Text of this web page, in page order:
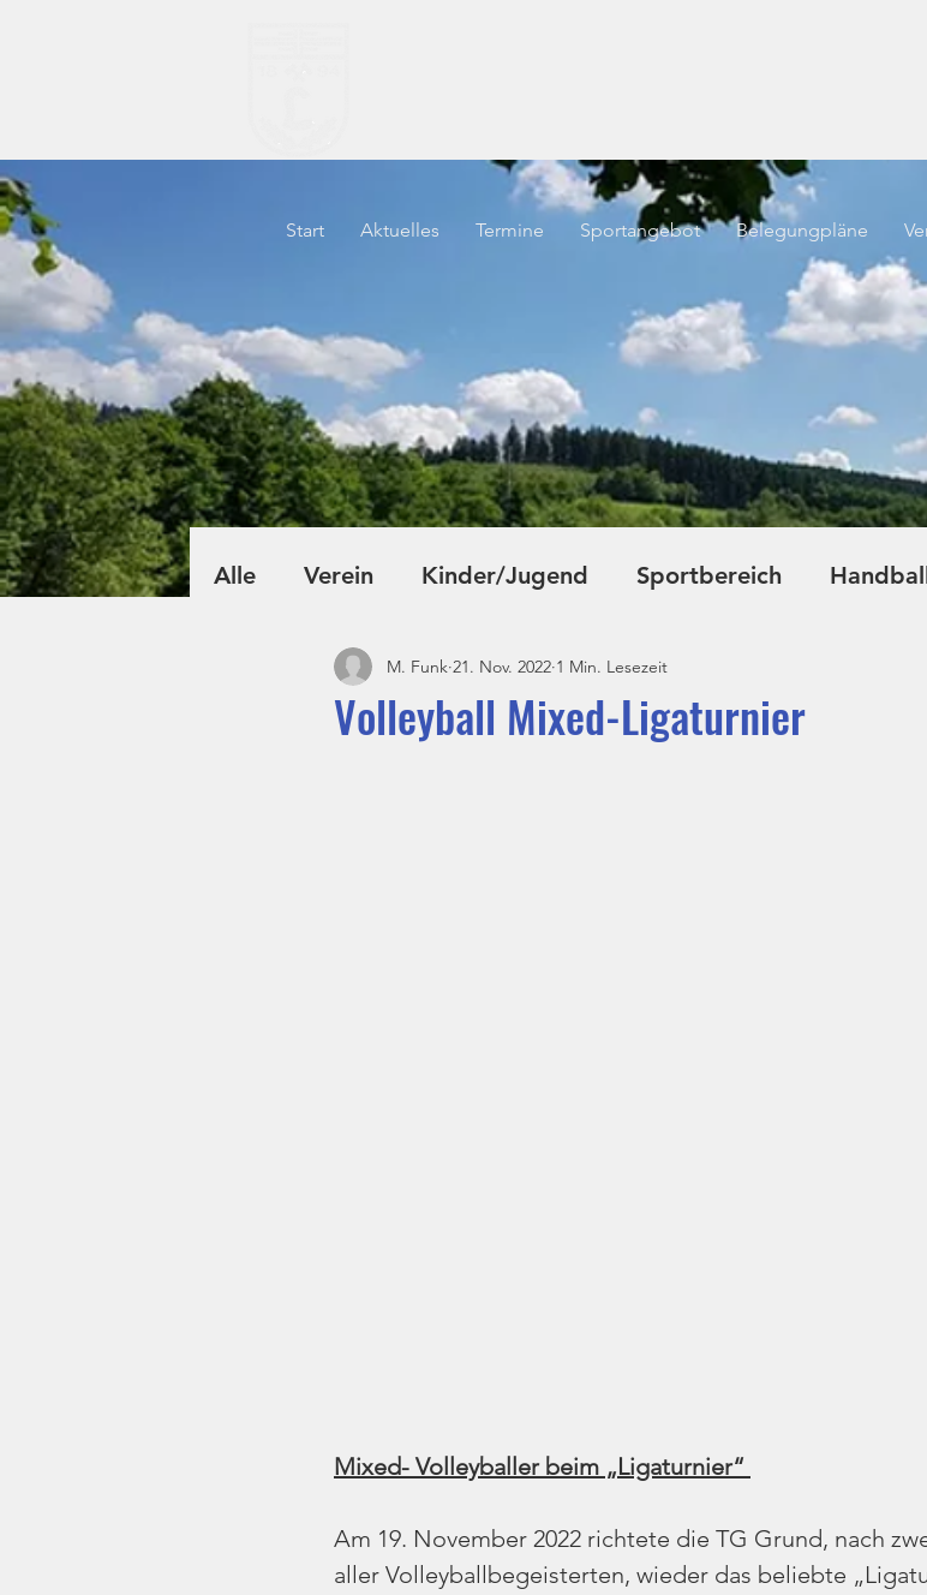
Start Aktuelles Termine Sportangebot Belegungpläne
Alle Verein Kinder/Jugend Sportbereich
Fußball Volleyball Ju-Jutsu
Volleyball Mixed-Ligaturnier
M. Funk 21. Nov. 2022 1 Min. Lesezeit
Mixed- Volleyballer beim „Ligaturnier“
Am 19. November 2022 richtete die TG Grund, nach
aller Volleyballbegeisterten, wieder das beliebte